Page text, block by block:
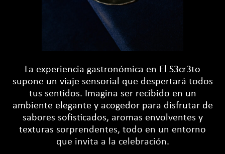
La experiencia gastronómica en El S3cr3to
supone un viaje sensorial que despertará todos
tus sentidos. Imagina ser recibido en un
ambiente elegante y acogedor para disfrutar de
sabores sofisticados, aromas envolventes y
texturas sorprendentes, todo en un entorno
que invita a la celebración.